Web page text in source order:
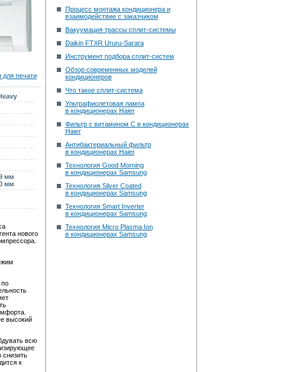
для печати
мм
мм
нового
высокий
всю
к
Процесс монтажа кондиционера и
взаимодействие с заказчиком
Вакуумация трассы сплит-системы
Daikin FTXR Ururu-Sarara
Инструмент подбора сплит-систем
Обзор современных моделей
кондиционеров
Что такое сплит-система
Ультрафиолетовая лампа
в кондиционерах Haier
Фильтр с витамином С в кондиционерах
Haier
Антибактериальный фильтр
в кондиционерах Haier
Технология Good Morning
в кондиционерах Samsung
Технология Silver Coated
в кондиционерах Samsung
Технология Smart Inverter
в кондиционерах Samsung
Технология Micro Plasma Ion
в кондиционерах Samsung